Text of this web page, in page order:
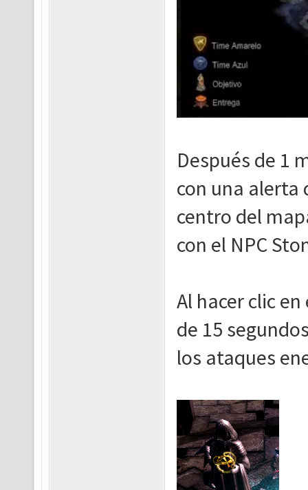
Después de 1
con una alerta
centro del
con el NPC
Al hacer clic
de 15
los ataques